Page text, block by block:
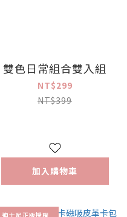
雙色日常組合雙入組
NT$299
NT$399
加入購物車
迪士尼正版授權